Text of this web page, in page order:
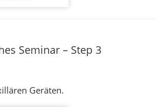
Seminar – Step 3
Geräten.